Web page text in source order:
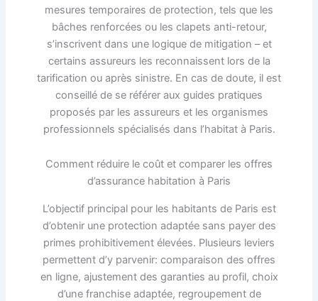
mesures temporaires de protection, tels que les
bâches renforcées ou les clapets anti-retour,
s’inscrivent dans une logique de mitigation – et
certains assureurs les reconnaissent lors de la
tarification ou après sinistre. En cas de doute, il est
conseillé de se référer aux guides pratiques
proposés par les assureurs et les organismes
professionnels spécialisés dans l’habitat à Paris.
Comment réduire le coût et comparer les offres
d’assurance habitation à Paris
L’objectif principal pour les habitants de Paris est
d’obtenir une protection adaptée sans payer des
primes prohibitivement élevées. Plusieurs leviers
permettent d’y parvenir: comparaison des offres
en ligne, ajustement des garanties au profil, choix
d’une franchise adaptée, regroupement de